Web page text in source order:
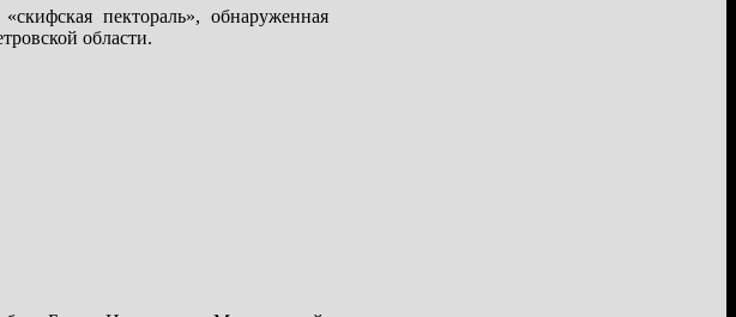
пектораль», обнаруженная
области.